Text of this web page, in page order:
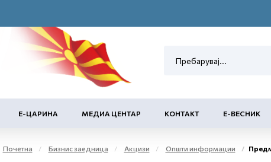
Е-ЦАРИНА МЕДИА ЦЕНТАР КОНТАКТ Е-ВЕСНИК
Почетна Бизнис заедница Акцизи Општи информации